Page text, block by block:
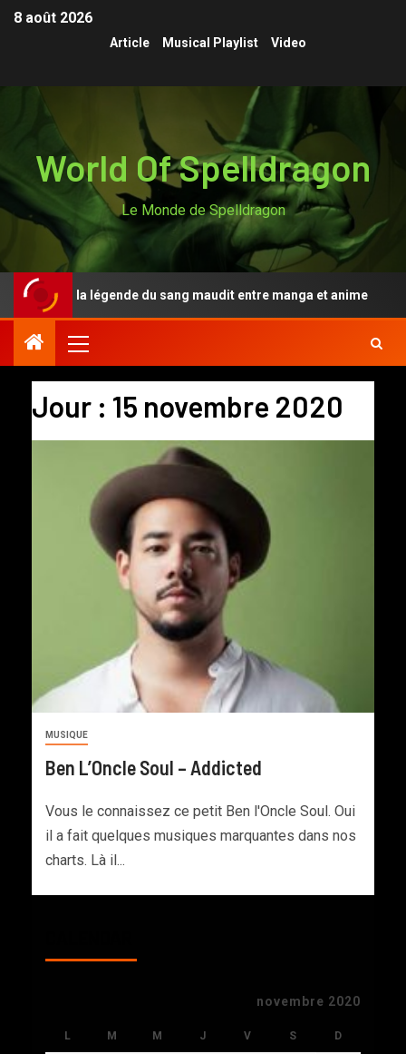
8 août 2026
Article Musical Playlist Video
World Of Spelldragon
Le Monde de Spelldragon
Anki, la légende du sang maudit entre manga et anime
Jour : 15 novembre 2020
MUSIQUE
Ben L’Oncle Soul – Addicted
Vous le connaissez ce petit Ben l'Oncle Soul. Oui
il a fait quelques musiques marquantes dans nos
charts. Là il...
novembre 2020
L M M J V S D